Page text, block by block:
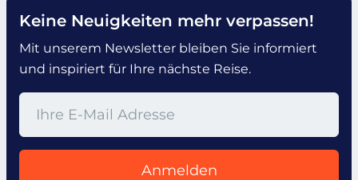
Keine Neuigkeiten mehr verpassen!
Mit unserem Newsletter bleiben Sie informiert
und inspiriert für Ihre nächste Reise.
Anmelden